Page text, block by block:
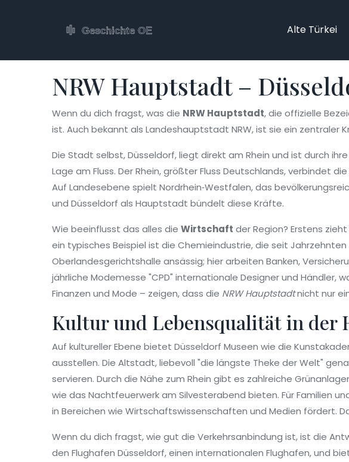
Alte Türkei
NRW Hauptstadt –
Wenn du dich fragst, was die NRW Hauptstadt,die offizielle
ist. Auch bekannt als Landeshauptstadt NRW, ist sie ein zentraler
Die Stadt selbst,Düsseldorf,liegt direkt am Rhein und ist durch
Lage am Fluss. DerRhein,größter Fluss Deutschlands, verbindet
Auf Landesebene spielt Nordrhein‑Westfalen,das
und Düsseldorf als Hauptstadt bündelt diese Kräfte.
Wie beeinflusst das alles die Wirtschaft der Region? Erstens
ein typisches Beispiel ist die Chemieindustrie, die seit
Oberlandesgerichtshalle ansässig; hier arbeiten Banken,
jährliche Modemesse "CPD" internationale Designer und Händler,
Finanzen und Mode – zeigen, dass die NRW Hauptstadtnicht nur
Kultur und Lebensqualität in der
Auf kultureller Ebene bietet Düsseldorf Museen wie die
ausstellen. Die Altstadt, liebevoll "die längste Theke der Welt"
servieren. Durch die Nähe zum Rhein gibt es zahlreiche
wie das Nachtfeuerwerk am Silvesterabend bieten. Für Familien
in Bereichen wie Wirtschaftswissenschaften und Medien fördert.
Wenn du dich fragst, wie gut die Verkehrsanbindung ist, ist die
den Flughafen Düsseldorf, einen internationalen Flughafen, und